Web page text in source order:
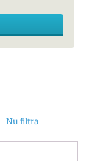
Nu filtra